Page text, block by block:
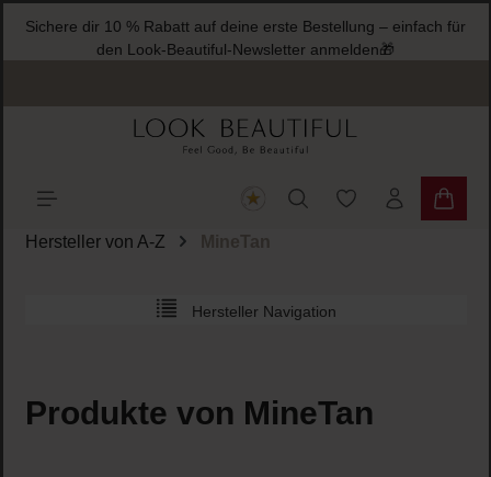
springen
Sichere dir 10 % Rabatt auf deine erste Bestellung – einfach für
den Look-Beautiful-Newsletter anmelden🎁
Du hast 0
Hersteller von A-Z MineTan
Hersteller Navigation
Produkte von MineTan